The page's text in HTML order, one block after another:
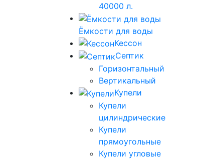
40000 л.
Ёмкости для воды
Кессон
Септик
Горизонтальный
Вертикальный
Купели
Купели
цилиндрические
Купели
прямоугольные
Купели угловые